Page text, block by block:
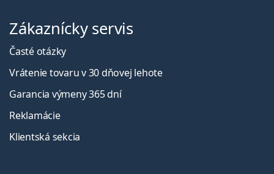
Zákaznícky servis
Časté otázky
Vrátenie tovaru v 30 dňovej lehote
Garancia výmeny 365 dní
Reklamácie
Klientská sekcia